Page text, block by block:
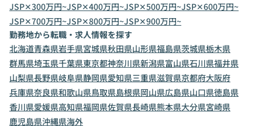
JSP✕300万円~JSP✕400万円~JSP✕500万円~JSP✕600万円~
JSP✕700万円~JSP✕800万円~JSP✕900万円~
勤務地から転職・求人情報を探す
北海道青森県岩手県宮城県秋田県山形県福島県茨城県栃木県
群馬県埼玉県千葉県東京都神奈川県新潟県富山県石川県福井県
山梨県長野県岐阜県静岡県愛知県三重県滋賀県京都府大阪府
兵庫県奈良県和歌山県鳥取県島根県岡山県広島県山口県徳島県
香川県愛媛県高知県福岡県佐賀県長崎県熊本県大分県宮崎県
鹿児島県沖縄県海外